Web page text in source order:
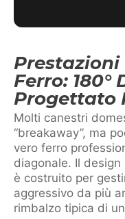
Prestazioni
Ferro: 180°
Progettato
Molti canestri
“breakaway”, ma
vero ferro
diagonale. Il
è costruito per
aggressivo da più
rimbalzo tipica di